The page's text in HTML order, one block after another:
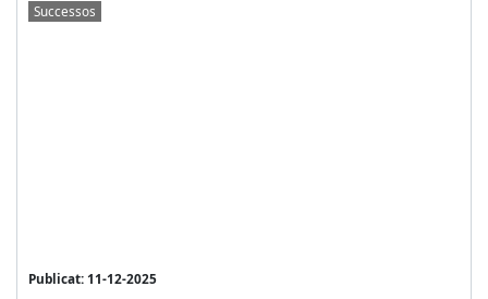
Successos
Publicat: 11-12-2025